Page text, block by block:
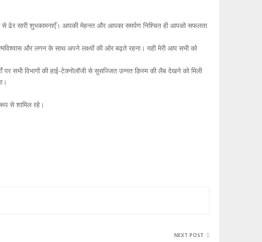
ओर से ढेर सारी शुभकामनाएँ। आपकी मेहनत और आपका समर्पण निश्चित ही आपको सफलता
और लगन के साथ अपने लक्ष्यों की ओर बढ़ते रहना। यही मेरी आप सभी को
सभी विभागों की हाई-टेक्नोलॉजी से सुसज्जित उन्नत क़िस्म की लैब देखने को मिली
से शामिल रहे।
NEXT POST